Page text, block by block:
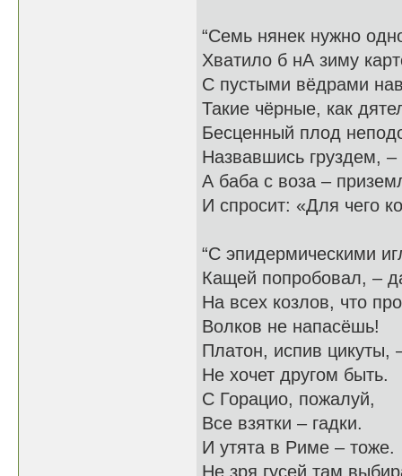
“Семь нянек нужно
Хватило б нА зиму
С пустыми вёдрами
Такие чёрные, как
Бесценный плод
Назвавшись груздем,
А баба с воза –
И спросит: «Для чего
“С эпидермическими
Кащей попробовал, –
На всех козлов, что
Волков не напасёшь!
Платон, испив цикуты,
Не хочет другом быть.
С Горацио, пожалуй,
Все взятки – гадки.
И утята в Риме – тоже.
Не зря гусей там